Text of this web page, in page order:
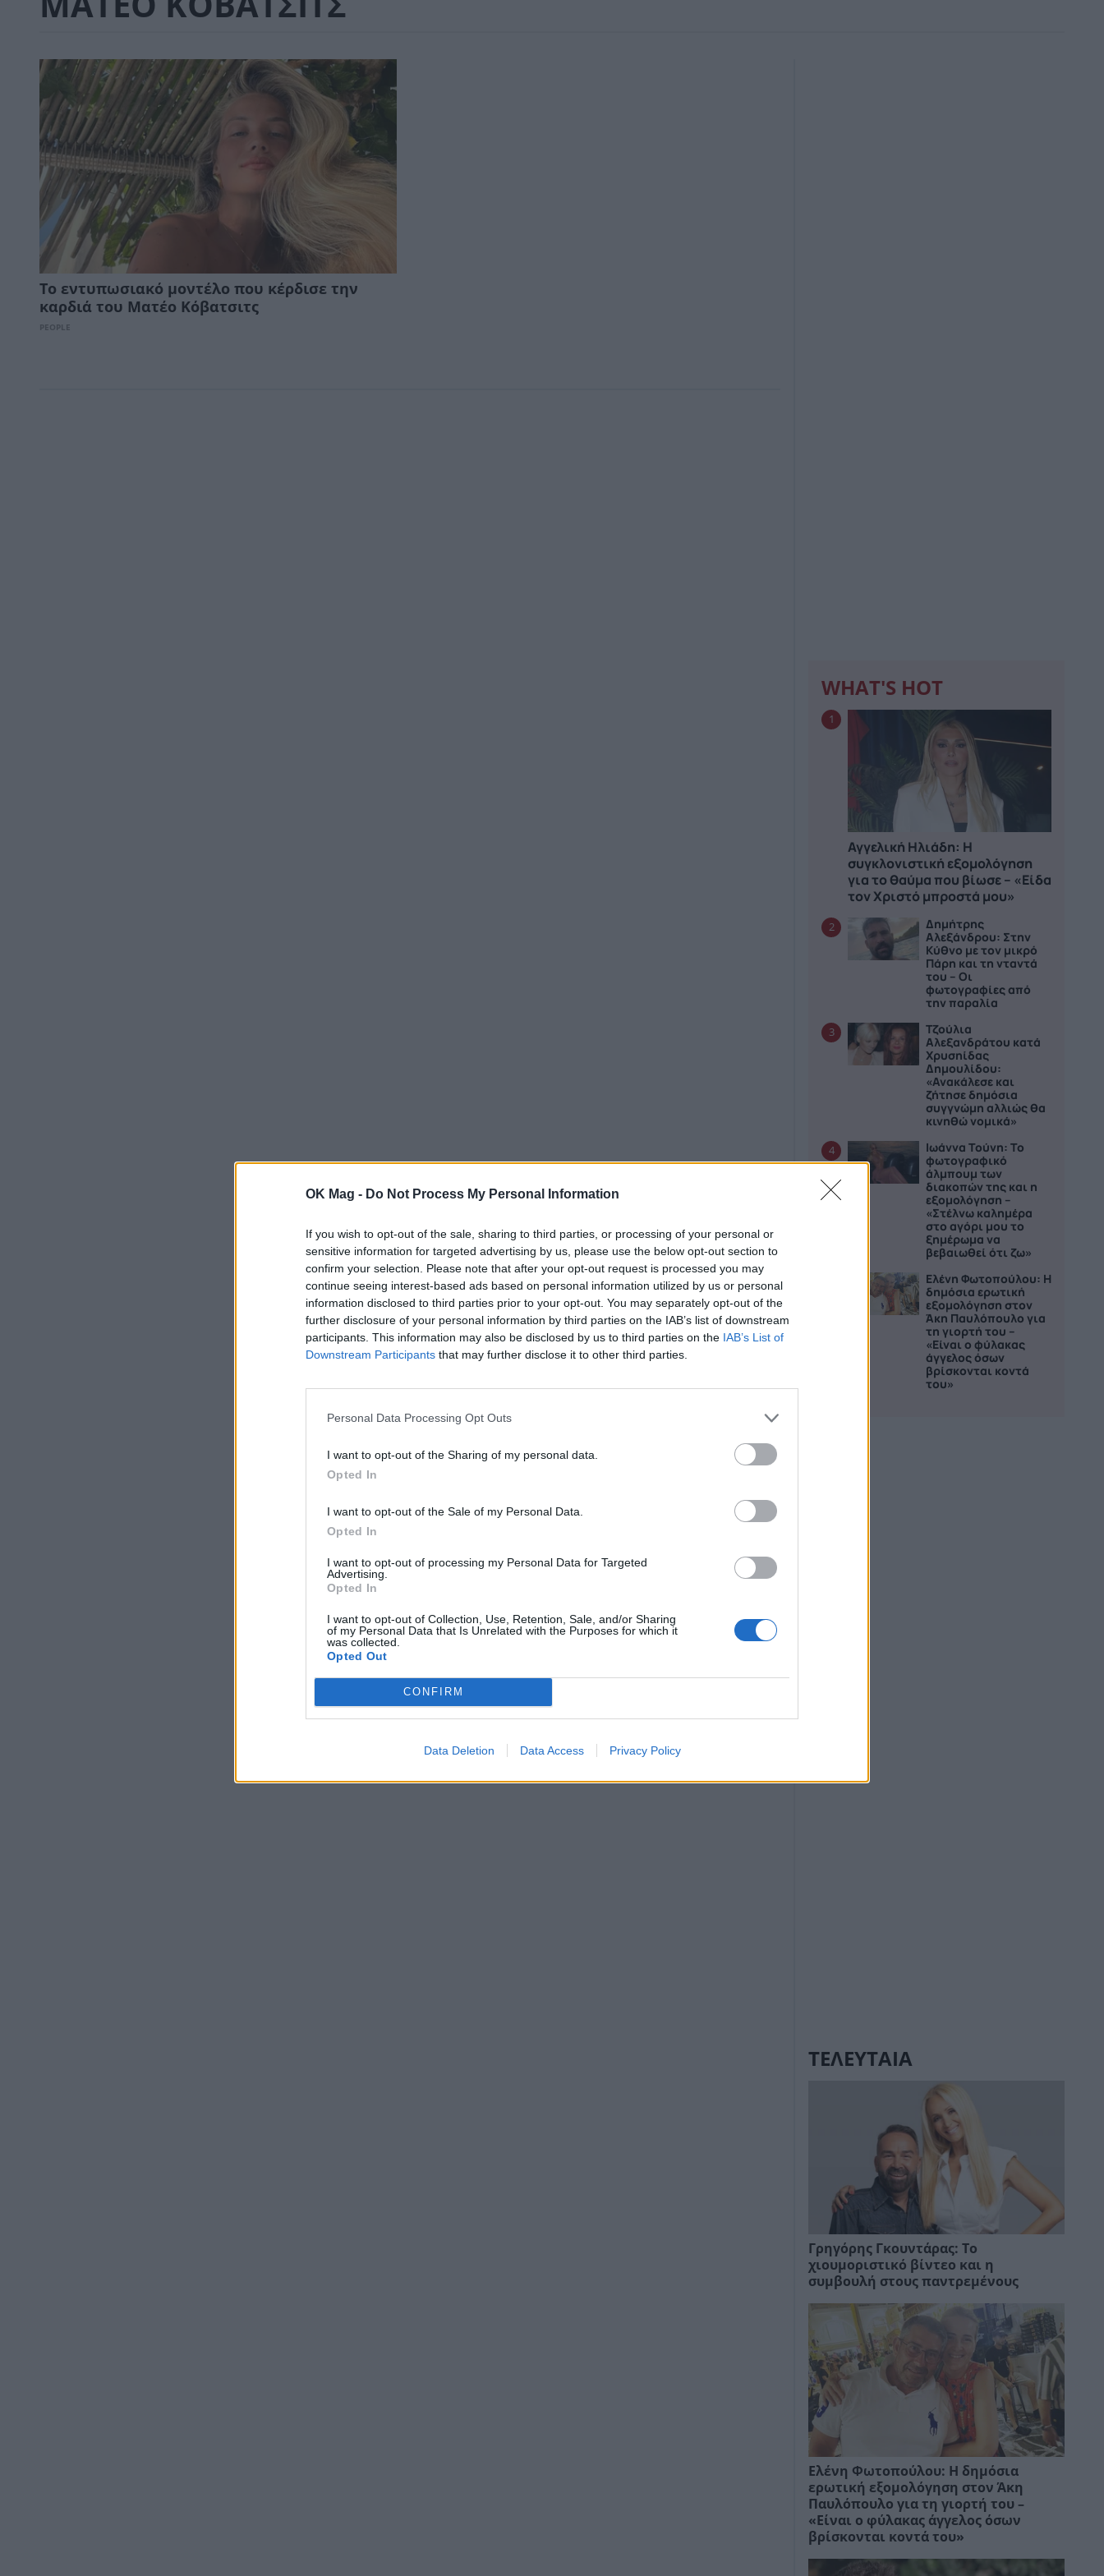
OK Mag - Do Not Process My Personal Information
If you wish to opt-out of the sale, sharing to third parties, or processing of your personal or
sensitive information for targeted advertising by us, please use the below opt-out section to
confirm your selection. Please note that after your opt-out request is processed you may
continue seeing interest-based ads based on personal information utilized by us or personal
information disclosed to third parties prior to your opt-out. You may separately opt-out of the
further disclosure of your personal information by third parties on the IAB’s list of downstream
participants. This information may also be disclosed by us to third parties on the IAB’s List of
Downstream Participants that may further disclose it to other third parties.
Personal Data Processing Opt Outs
I want to opt-out of the Sharing of my personal data.
Opted In
I want to opt-out of the Sale of my Personal Data.
Opted In
I want to opt-out of processing my Personal Data for Targeted
Advertising.
Opted In
I want to opt-out of Collection, Use, Retention, Sale, and/or Sharing
of my Personal Data that Is Unrelated with the Purposes for which it
was collected.
Opted Out
CONFIRM
Data Deletion Data Access Privacy Policy
Το εντυπωσιακό μοντέλο που κέρδισε την
καρδιά του Ματέο Κόβατσιτς
PEOPLE
WHAT'S HOT
1
Αγγελική Ηλιάδη: Η
συγκλονιστική εξομολόγηση
για το θαύμα που βίωσε – «Είδα
τον Χριστό μπροστά μου»
2
Δημήτρης
Αλεξάνδρου: Στην
Κύθνο με τον μικρό
Πάρη και τη νταντά
του – Οι
φωτογραφίες από
την παραλία
3
Τζούλια
Αλεξανδράτου κατά
Χρυσηίδας
Δημουλίδου:
«Ανακάλεσε και
ζήτησε δημόσια
συγγνώμη αλλιώς θα
κινηθώ νομικά»
4
Ιωάννα Τούνη: Το
φωτογραφικό
άλμπουμ των
διακοπών της και η
εξομολόγηση –
«Στέλνω καλημέρα
στο αγόρι μου το
ξημέρωμα να
βεβαιωθεί ότι ζω»
Ελένη Φωτοπούλου: Η
δημόσια ερωτική
εξομολόγηση στον
Άκη Παυλόπουλο για
τη γιορτή του –
«Είναι ο φύλακας
άγγελος όσων
βρίσκονται κοντά
του»
ΤΕΛΕΥΤΑΙΑ
Γρηγόρης Γκουντάρας: Το
χιουμοριστικό βίντεο και η
συμβουλή στους παντρεμένους
Ελένη Φωτοπούλου: Η δημόσια
ερωτική εξομολόγηση στον Άκη
Παυλόπουλο για τη γιορτή του –
«Είναι ο φύλακας άγγελος όσων
βρίσκονται κοντά του»